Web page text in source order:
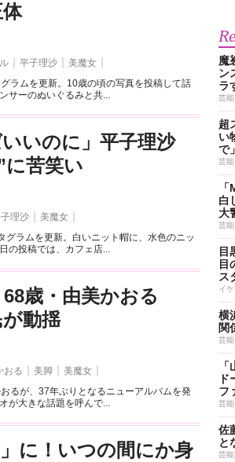
平子理沙
美魔女
ラムを更新。10歳の頃の写真を投稿して話
サーのぬいぐるみと共...
いのに」平子理沙
に苦笑い
理沙
美魔女
ラムを更新。白いニット帽に、水色のニッ
の投稿では、カフェ店...
歳・由美かおる
動揺
おる 美脚
美魔女
るが、37年ぶりとなるニューアルバムを発
が大きな話題を呼んで...
に！いつの間にか身
魔
ン
ラ
芸能
超
い
で」
芸能
白
大
芸能
目
目
ス
イ
横
関
芸能
フ
芸能
佐
と
芸能